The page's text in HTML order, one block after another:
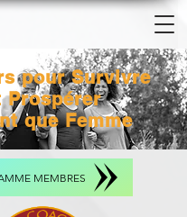
pour Survivre
Prospérer
que Femme
MEMBRES